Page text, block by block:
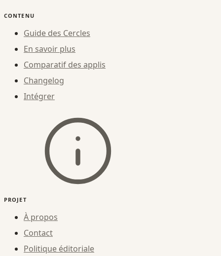
CONTENU
Guide des Cercles
En savoir plus
Comparatif des applis
Changelog
Intégrer
PROJET
À propos
Contact
Politique éditoriale